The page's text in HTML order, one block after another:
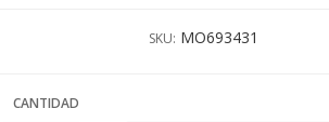
SKU: MO693431
CANTIDAD